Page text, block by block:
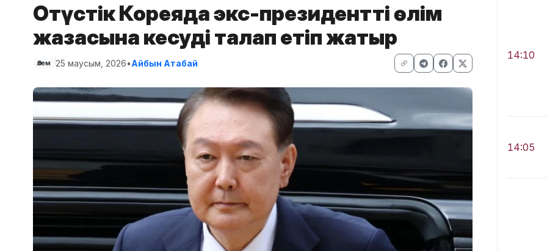
Оңтүстік Кореяда экс-президентті өлім
жазасына кесуді талап етіп жатыр
Әлем 25 маусым, 2026•Айбын Атабай
14:10
14:05